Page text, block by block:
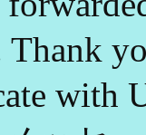
Thank
with